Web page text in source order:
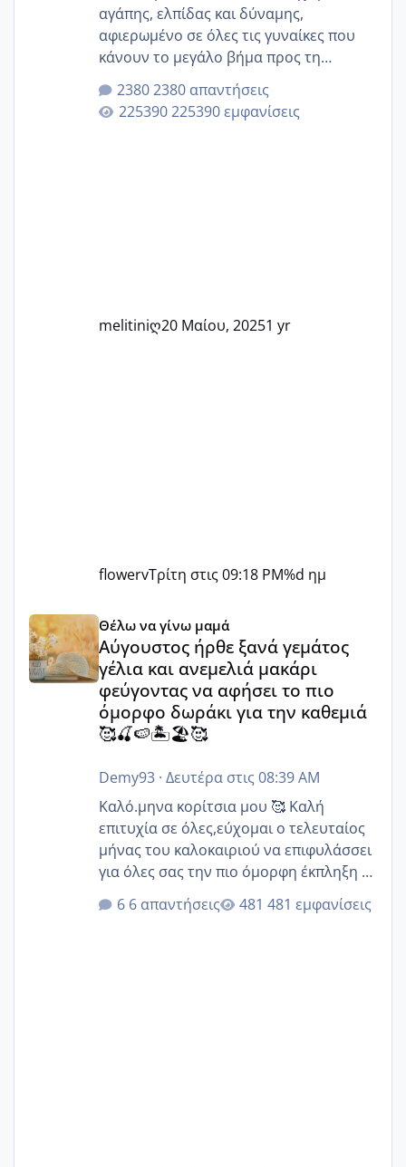
αγάπης, ελπίδας και δύναμης,
αφιερωμένο σε όλες τις γυναίκες που
κάνουν το μεγάλο βήμα προς τη
μητρότητα μέσω εξωσωματικής το 2025.
Εδώ θα μοιραστούμε αγωνίες, χαρές,
εμπειρίες και κάθε μικρή ή μεγάλη
2380 απαντήσεις
225390 εμφανίσεις
melitiniღ20 Μαίου, 20251 yr
flowervΤρίτη στις 09:18 PM%d ημ
Αύγουστος ήρθε ξανά γεμάτος γέλια και ανεμελιά
Θέλω να γίνω μαμά
Αύγουστος ήρθε ξανά γεμάτος
γέλια και ανεμελιά μακάρι
φεύγοντας να αφήσει το πιο
όμορφο δωράκι για την καθεμιά
🥰🍒🍉🏝️🏖️🥰
Demy93· Δευτέρα στις 08:39 AM
Καλό.μηνα κορίτσια μου 🥰 Καλή
επιτυχία σε όλες,εύχομαι ο τελευταίος
μήνας του καλοκαιριού να επιφυλάσσει
για όλες σας την πιο όμορφη έκπληξη 🧿
@Elk @Melikara86 @Παρασκευαιδου
@Zenia z @melitiniღ @Christi.D.
6 απαντήσεις 481 εμφανίσεις